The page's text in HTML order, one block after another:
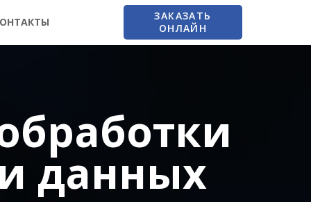
ЗАКАЗАТЬ
ОНЛАЙН
данных